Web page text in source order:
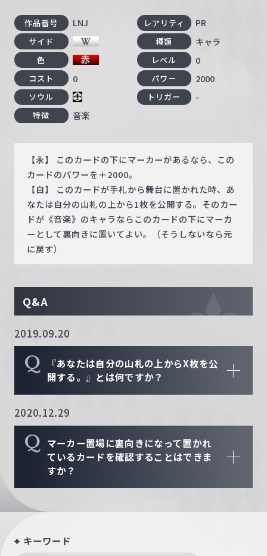
作品番号 LNJ レアリティ PR
サイド 種類 キャラ
色 レベル 0
コスト 0 パワー 2000
ソウル トリガー -
特徴 音楽
【永】 このカードの下にマーカーがあるなら、この
カードのパワーを＋2000。
【自】 このカードが手札から舞台に置かれた時、あ
なたは自分の山札の上から1枚を公開する。そのカー
ドが《音楽》のキャラならこのカードの下にマーカ
ーとして裏向きに置いてよい。（そうしないなら元
に戻す）
Q&A
2019.09.20
Q
『あなたは自分の山札の上からX枚を公
開する。』とは何ですか？
2020.12.29
Q マーカー置場に裏向きになって置かれ
ているカードを確認することはできま
すか？
キーワード